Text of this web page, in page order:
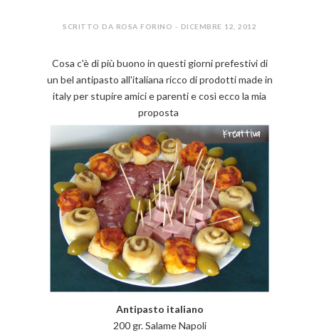
SCRITTO DA ROSA FORINO - DICEMBRE 12, 2012
Cosa c'è di più buono in questi giorni prefestivi di
un bel antipasto all'italiana ricco di prodotti made in
italy per stupire amici e parenti e così ecco la mia
proposta
Antipasto italiano
200 gr. Salame Napoli